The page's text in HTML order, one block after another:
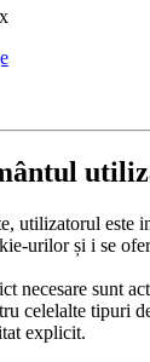
utilizatorul este
urilor și i se
necesare sunt
celelalte tipuri
explicit.